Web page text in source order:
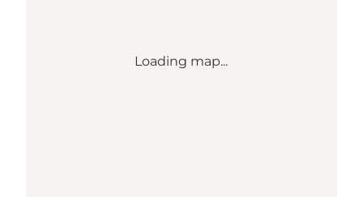
Loading map...